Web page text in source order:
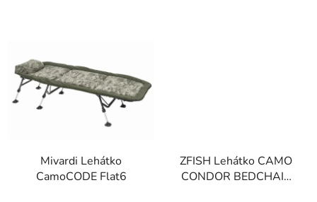
Mivardi Lehátko
CamoCODE Flat6
ZFISH Lehátko CAMO
CONDOR BEDCHAIR